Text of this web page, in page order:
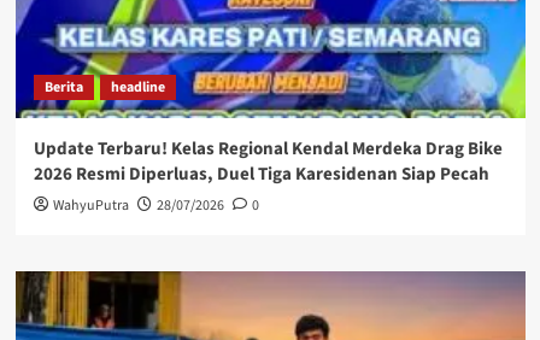
Berita headline
Update Terbaru! Kelas Regional Kendal Merdeka Drag Bike
2026 Resmi Diperluas, Duel Tiga Karesidenan Siap Pecah
WahyuPutra 28/07/2026 0